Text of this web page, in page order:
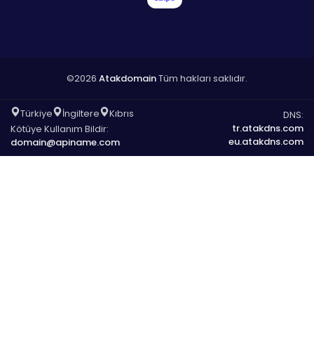
©2026 AtakdomainTüm hakları saklıdır.
Türkiye İngiltere
Kıbrıs
Kötüye Kullanım Bildir:
domain@apiname.com
DNS:
tr.atakdns.com
eu.atakdns.com